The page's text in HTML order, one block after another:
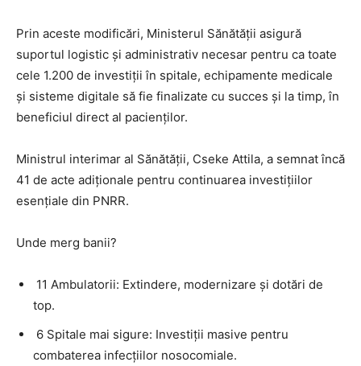
​Prin aceste modificări, Ministerul Sănătății asigură
suportul logistic și administrativ necesar pentru ca toate
cele 1.200 de investiții în spitale, echipamente medicale
și sisteme digitale să fie finalizate cu succes și la timp, în
beneficiul direct al pacienților.
Ministrul interimar al Sănătății, Cseke Attila, a semnat încă
41 de acte adiționale pentru continuarea investițiilor
esențiale din PNRR.
​Unde merg banii?
​ 11 Ambulatorii: Extindere, modernizare și dotări de
top.
​ 6 Spitale mai sigure: Investiții masive pentru
combaterea infecțiilor nosocomiale.